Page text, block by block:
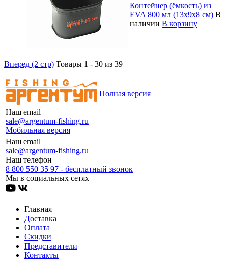
Контейнер (ёмкость) из
EVA 800 мл (13х9х8 см) В
наличии В корзину
Вперед (2 стр) Товары 1 - 30 из 39
Наш email
sale@argentum-fishing.ru
Мобильная версия
Полная версия
Наш email
sale@argentum-fishing.ru
Наш телефон
8 800 550 35 97 - бесплатный звонок
Мы в социальных сетях
Главная
Доставка
Оплата
Скидки
Представители
Контакты